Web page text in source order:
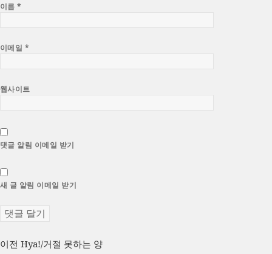
이름*
이메일 *
웹사이트
댓글 알림 이메일 받기
새 글 알림 이메일 받기
글
이전 이
Hya!/거절 못하는 양